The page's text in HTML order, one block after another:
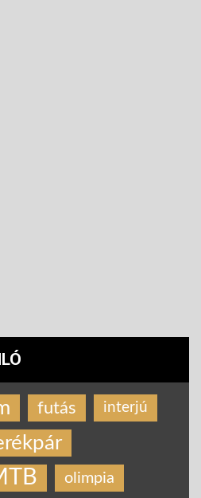
futás interjú
olimpia